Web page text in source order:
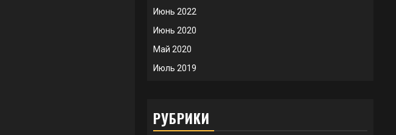
Июнь 2022
Июнь 2020
Май 2020
Июль 2019
РУБРИКИ